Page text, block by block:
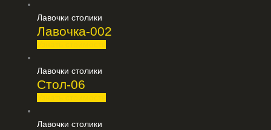
Лавочки столики
Лавочка-002
Лавочки столики
Стол-06
Лавочки столики